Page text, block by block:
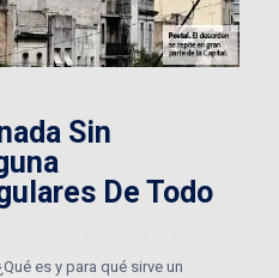
Sin
De Todo
es y para qué sirve un